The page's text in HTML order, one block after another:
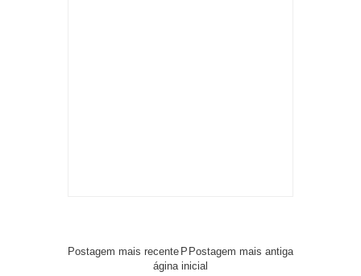
Postagem mais recente Postagem mais antiga
P
ágina inicial